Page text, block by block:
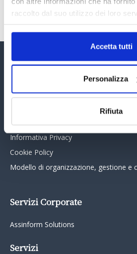
raccolto dal suo utilizzo dei loro
Accetta tutti
Personalizza
Rifiuta
TUTTI GLI ARTICOLI DEL MESE
Assinform Editore
Chi siamo
Collabora con noi
Informativa Privacy
Cookie Policy
Modello di organizzazione, gestione e
Servizi Corporate
Assinform Solutions
Servizi